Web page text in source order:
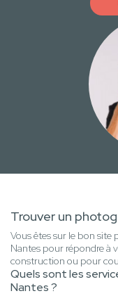
Trouver un
Vous êtes sur le bon
Nantes pour répondre à
construction ou pour
Quels sont les
Nantes ?